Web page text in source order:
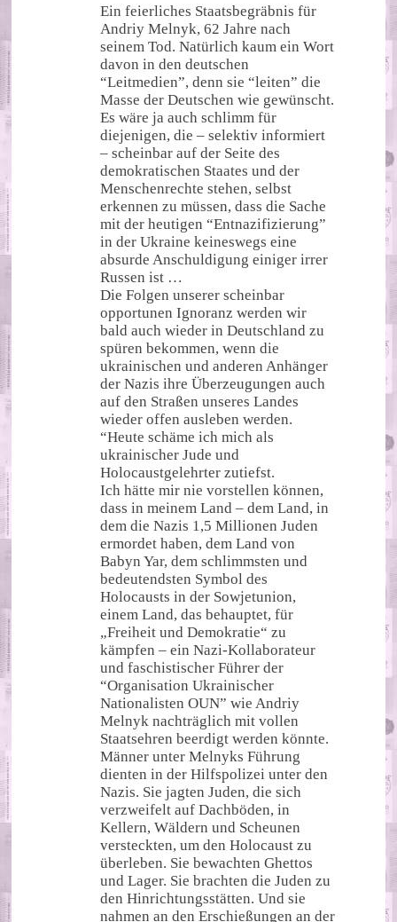
Ein feierliches Staatsbegräbnis für
Andriy Melnyk, 62 Jahre nach
seinem Tod. Natürlich kaum ein Wort
davon in den deutschen
“Leitmedien”, denn sie “leiten” die
Masse der Deutschen wie gewünscht.
Es wäre ja auch schlimm für
diejenigen, die – selektiv informiert
– scheinbar auf der Seite des
demokratischen Staates und der
Menschenrechte stehen, selbst
erkennen zu müssen, dass die Sache
mit der heutigen “Entnazifizierung”
in der Ukraine keineswegs eine
absurde Anschuldigung einiger irrer
Russen ist …
Die Folgen unserer scheinbar
opportunen Ignoranz werden wir
bald auch wieder in Deutschland zu
spüren bekommen, wenn die
ukrainischen und anderen Anhänger
der Nazis ihre Überzeugungen auch
auf den Straßen unseres Landes
wieder offen ausleben werden.
“Heute schäme ich mich als
ukrainischer Jude und
Holocaustgelehrter zutiefst.
Ich hätte mir nie vorstellen können,
dass in meinem Land – dem Land, in
dem die Nazis 1,5 Millionen Juden
ermordet haben, dem Land von
Babyn Yar, dem schlimmsten und
bedeutendsten Symbol des
Holocausts in der Sowjetunion,
einem Land, das behauptet, für
„Freiheit und Demokratie“ zu
kämpfen – ein Nazi-Kollaborateur
und faschistischer Führer der
“Organisation Ukrainischer
Nationalisten OUN” wie Andriy
Melnyk nachträglich mit vollen
Staatsehren beerdigt werden könnte.
Männer unter Melnyks Führung
dienten in der Hilfspolizei unter den
Nazis. Sie jagten Juden, die sich
verzweifelt auf Dachböden, in
Kellern, Wäldern und Scheunen
versteckten, um den Holocaust zu
überleben. Sie bewachten Ghettos
und Lager. Sie brachten die Juden zu
den Hinrichtungsstätten. Und sie
nahmen an den Erschießungen an der